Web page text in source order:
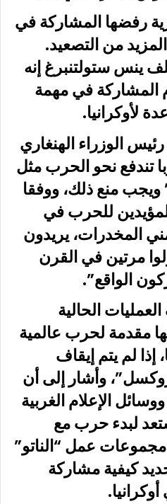
رفضها المشاركة في
من التصعيد.
ينس ستولتنبرغ إنه
المشاركة في مهمة
لأوكرانيا.
الوزراء الهنغاري
تندفع نحو الحرب مثل
منع ذلك، ووفقا
للحرب في
المخدرات، يريدون
مرتين في القرن
الواقع”.
الحالية
مقدمة لحرب عالمية
إذا لم يتم إيقاف
وأشار إلى أن
الإعلام الغربية
لبدء حرب مع
عمل “الناتو”
كيفية مشاركة